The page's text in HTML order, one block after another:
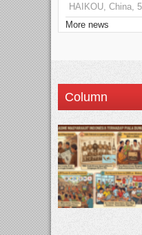
HAIKOU, China,
More news
Column